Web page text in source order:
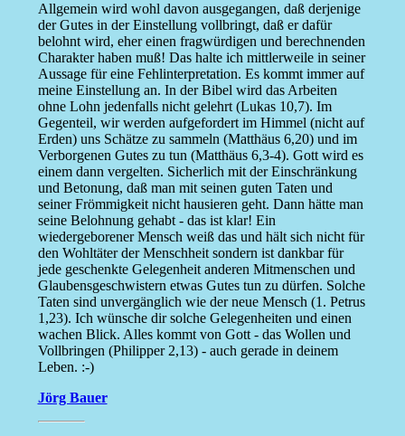
Allgemein wird wohl davon ausgegangen, daß derjenige
der Gutes in der Einstellung vollbringt, daß er dafür
belohnt wird, eher einen fragwürdigen und berechnenden
Charakter haben muß! Das halte ich mittlerweile in seiner
Aussage für eine Fehlinterpretation. Es kommt immer auf
meine Einstellung an. In der Bibel wird das Arbeiten
ohne Lohn jedenfalls nicht gelehrt (Lukas 10,7). Im
Gegenteil, wir werden aufgefordert im Himmel (nicht auf
Erden) uns Schätze zu sammeln (Matthäus 6,20) und im
Verborgenen Gutes zu tun (Matthäus 6,3-4). Gott wird es
einem dann vergelten. Sicherlich mit der Einschränkung
und Betonung, daß man mit seinen guten Taten und
seiner Frömmigkeit nicht hausieren geht. Dann hätte man
seine Belohnung gehabt - das ist klar! Ein
wiedergeborener Mensch weiß das und hält sich nicht für
den Wohltäter der Menschheit sondern ist dankbar für
jede geschenkte Gelegenheit anderen Mitmenschen und
Glaubensgeschwistern etwas Gutes tun zu dürfen. Solche
Taten sind unvergänglich wie der neue Mensch (1. Petrus
1,23). Ich wünsche dir solche Gelegenheiten und einen
wachen Blick. Alles kommt von Gott - das Wollen und
Vollbringen (Philipper 2,13) - auch gerade in deinem
Leben. :-)
Jörg Bauer